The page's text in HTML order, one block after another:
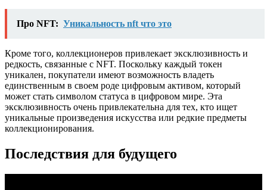
Про NFT: Уникальность nft что это
Кроме того, коллекционеров привлекает эксклюзивность и
редкость, связанные с NFT. Поскольку каждый токен
уникален, покупатели имеют возможность владеть
единственным в своем роде цифровым активом, который
может стать символом статуса в цифровом мире. Эта
эксклюзивность очень привлекательна для тех, кто ищет
уникальные произведения искусства или редкие предметы
коллекционирования.
Последствия для будущего